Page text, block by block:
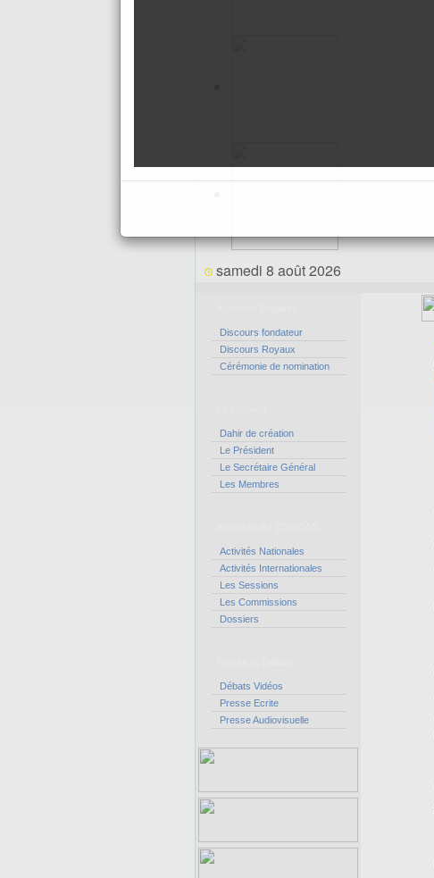
samedi 8 août 2026
Discours fondateur
Discours Royaux
Cérémonie de nomination
Dahir de création
Le Président
Le Secrétaire Général
Les Membres
Activités Nationales
Activités Internationales
Les Sessions
Les Commissions
Dossiers
Débats Vidéos
Presse Ecrite
Presse Audiovisuelle